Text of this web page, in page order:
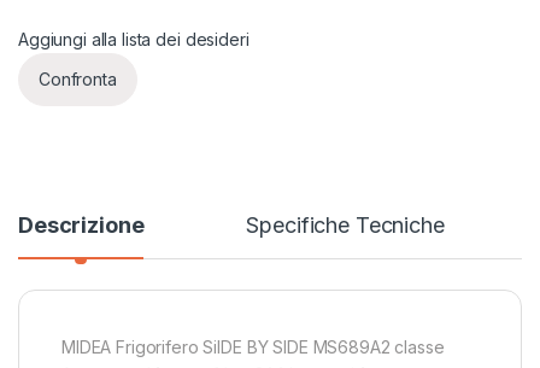
Aggiungi alla lista dei desideri
Confronta
Descrizione Specifiche Tecniche
MIDEA Frigorifero SiIDE BY SIDE MS689A2 classe